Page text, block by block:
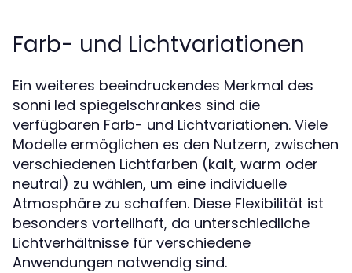
Farb- und Lichtvariationen
Ein weiteres beeindruckendes Merkmal des
sonni led spiegelschrankes sind die
verfügbaren Farb- und Lichtvariationen. Viele
Modelle ermöglichen es den Nutzern, zwischen
verschiedenen Lichtfarben (kalt, warm oder
neutral) zu wählen, um eine individuelle
Atmosphäre zu schaffen. Diese Flexibilität ist
besonders vorteilhaft, da unterschiedliche
Lichtverhältnisse für verschiedene
Anwendungen notwendig sind.